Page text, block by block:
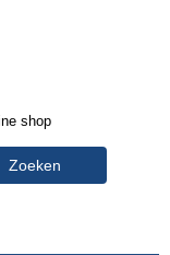
shop
Zoeken